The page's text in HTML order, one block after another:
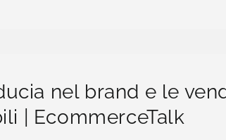
nel brand e le
| EcommerceTalk